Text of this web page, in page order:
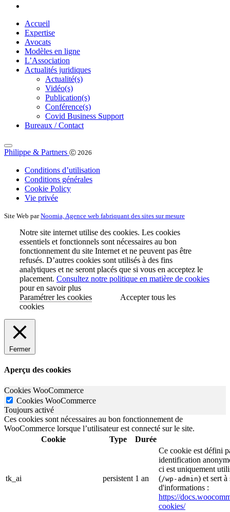
Accueil
Expertise
Avocats
Modèles en ligne
L’Association
Actualités juridiques
Actualité(s)
Vidéo(s)
Publication(s)
Conférence(s)
Covid Business Support
Bureaux / Contact
Philippe & Partners Ⓒ 2026
Conditions d’utilisation
Conditions générales
Cookie Policy
Vie privée
Site Web parNoomia, Agence web fabriquant des sites sur mesure
Notre site internet utilise des cookies. Les cookies
essentiels et fonctionnels sont nécessaires au bon
fonctionnement du site Internet et ne peuvent pas être
refusés. D’autres cookies sont utilisés à des fins
analytiques et ne seront placés que si vous en acceptez le
placement. Consultez notre politique en matière de cookies
pour en savoir plus
Paramétrer les cookies
Accepter tous les
cookies
Fermer
Aperçu des cookies
Cookies WooCommerce
Cookies WooCommerce
Toujours activé
Ces cookies sont nécessaires au bon fonctionnement de
WooCommerce lorsque l’utilisateur est connecté sur le site.
Cookie
Type Durée
tk_ai persistent 1 an
Ce cookie est défini
identification
ci est uniquement
(/wp-admin) et sert
d'informations :
https://
cookies/